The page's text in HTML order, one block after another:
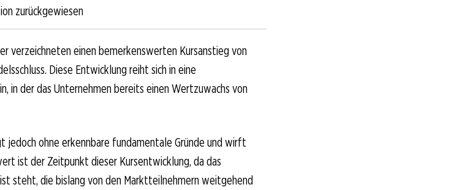
zurückgewiesen
verzeichneten einen bemerkenswerten Kursanstieg von
Diese Entwicklung reiht sich in eine
in der das Unternehmen bereits einen Wertzuwachs von
jedoch ohne erkennbare fundamentale Gründe und wirft
ist der Zeitpunkt dieser Kursentwicklung, da das
steht, die bislang von den Marktteilnehmern weitgehend